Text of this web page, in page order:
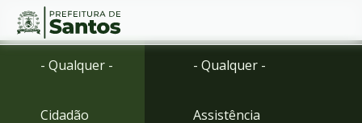
Ir
Conteúdo
- Qualquer -
Cidadão
- Qualquer -
Assistência